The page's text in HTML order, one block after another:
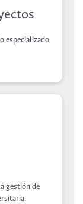
especializado
gestión de